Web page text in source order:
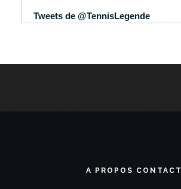
Tweets de @TennisLegende
A PROPOS CONTACT